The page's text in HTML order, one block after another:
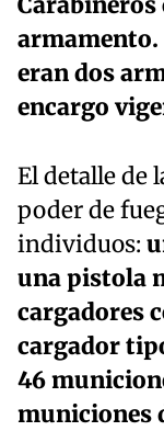
armamento.
eran dos
encargo
El detalle de
poder de
individuos:
una pistola
cargadores
cargador
46
municiones